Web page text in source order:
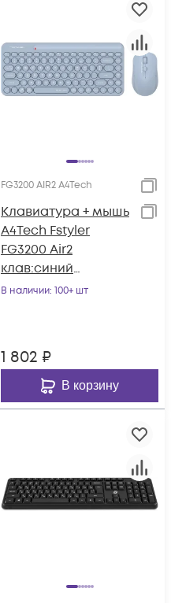
FG3200 AIR2 A4Tech
Клавиатура + мышь
A4Tech Fstyler
FG3200 Air2
клав:синий
мышь:синий USB
В наличии: 100+ шт
1 802 ₽
В корзину